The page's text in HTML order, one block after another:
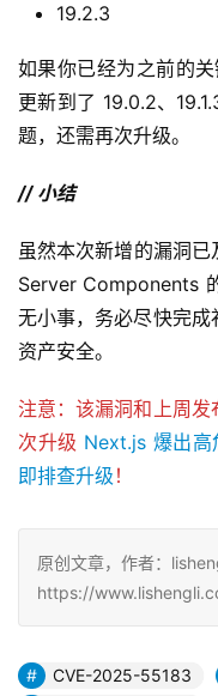
19.2.3
如果你已经为之前的
更新到了 19.0.2、
题，还需再次升级。
// 小结
虽然本次新增的漏洞
Server Components
无小事，务必尽快完
资产安全。
注意：该漏洞和上周
次升级 Next.js 爆出
即排查升级 ！
原创文章，作者：
https://
CVE-2025-55183